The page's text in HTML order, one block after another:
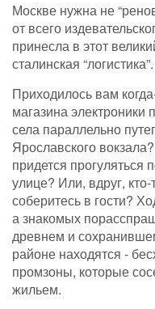
Москве нужна не
от всего
принесла в этот
сталинская “логистика”.
Приходилось вам
магазина электроники
села параллельно
Ярославского
придется прогуляться
улице? Или, вдруг,
соберитесь в гости?
а знакомых
древнем и
районе находятся -
промзоны, которые
жильем.